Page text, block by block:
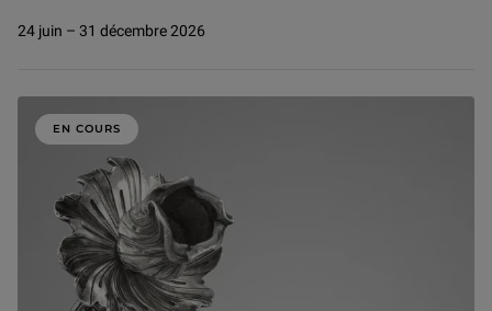
24 juin – 31 décembre 2026
EN COURS